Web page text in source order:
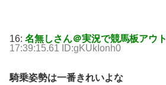
16: 名無しさん＠実況で競馬板アウト
17:39:15.61 ID:gKUkIonh0
騎乗姿勢は一番きれいよな